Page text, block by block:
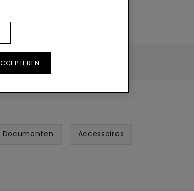
Bekijk in je kamer
Documenten Accessoires